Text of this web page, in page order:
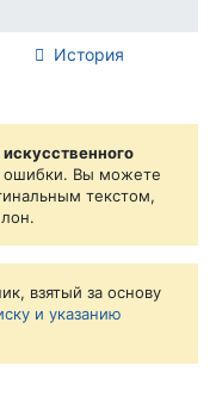
История
Вы можете
текстом,
взятый за основу
и указанию